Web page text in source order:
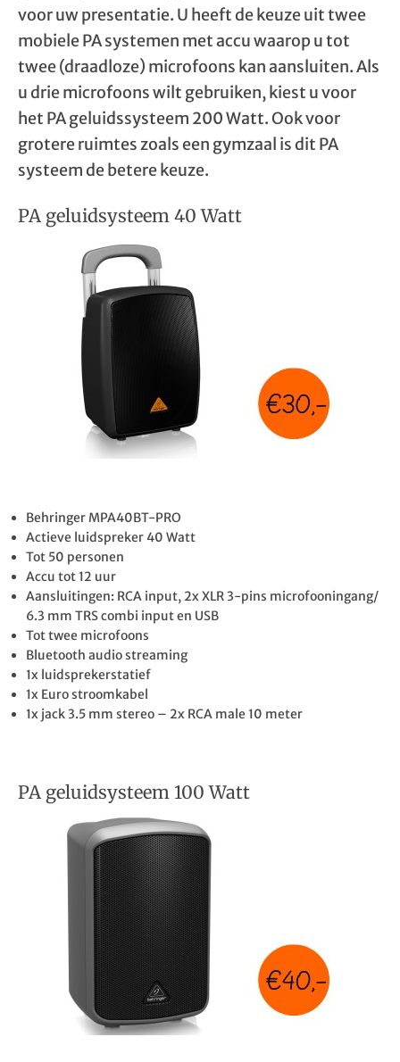
voor uw presentatie. U heeft de keuze uit twee
mobiele PA systemen met accu waarop u tot
twee (draadloze) microfoons kan aansluiten. Als
u drie microfoons wilt gebruiken, kiest u voor
het PA geluidssysteem 200 Watt. Ook voor
grotere ruimtes zoals een gymzaal is dit PA
systeem de betere keuze.
PA geluidsysteem 40 Watt
Behringer MPA40BT-PRO
Actieve luidspreker 40 Watt
Tot 50 personen
Accu tot 12 uur
Aansluitingen: RCA input, 2x XLR 3-pins microfooningang/
6.3 mm TRS combi input en USB
Tot twee microfoons
Bluetooth audio streaming
1x luidsprekerstatief
1x Euro stroomkabel
1x jack 3.5 mm stereo – 2x RCA male 10 meter
PA geluidsysteem 100 Watt